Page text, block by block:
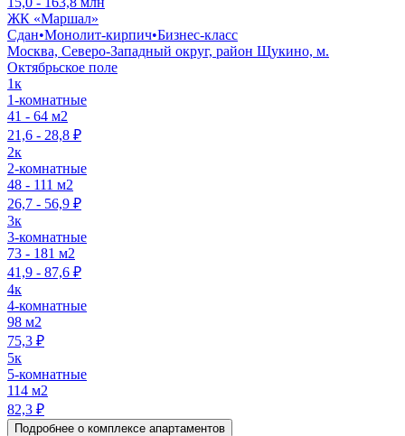
ЖК «Маршал»
Сдан•Монолит-кирпич•Бизнес-класс
Москва, Северо-Западный округ, район Щукино, м.
Октябрьское поле
1к
1-комнатные
41 - 64 м2
21,6 - 28,8 ₽
2к
2-комнатные
48 - 111 м2
26,7 - 56,9 ₽
3к
3-комнатные
73 - 181 м2
41,9 - 87,6 ₽
4к
4-комнатные
98 м2
75,3 ₽
5к
5-комнатные
114 м2
82,3 ₽
Подробнее о комплексе апартаментов